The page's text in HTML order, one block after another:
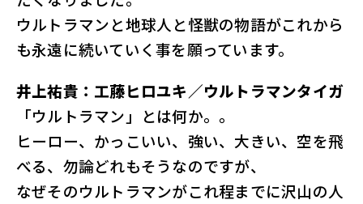
ウルトラマンと地球人と怪獣の物語がこれから
も永遠に続いていく事を願っています。
井上祐貴：工藤ヒロユキ／ウルトラマンタイガ
「ウルトラマン」とは何か。。
ヒーロー、かっこいい、強い、大きい、空を飛
べる、勿論どれもそうなのですが、
なぜそのウルトラマンがこれ程までに沢山の人